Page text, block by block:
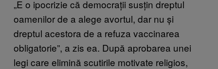
„E o ipocrizie că democrații susțin dreptul
oamenilor de a alege avortul, dar nu și
dreptul acestora de a refuza vaccinarea
obligatorie”, a zis ea. După aprobarea unei
legi care elimină scutirile motivate religios,